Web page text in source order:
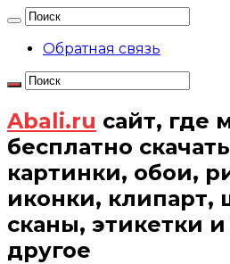
Обратная связь
Abali.ru сайт, где
бесплатно
картинки, обои,
иконки, клипарт,
сканы, этикетки
другое